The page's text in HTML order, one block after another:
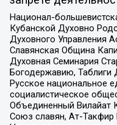
Национал-
Кубанской Духовно
Духовного Управления
Славянская Община
Духовная Семинария
Богодержавию, Таблиги
Русское национальное
социалистическое
Объединенный Вилайат
Союз славян, Ат-